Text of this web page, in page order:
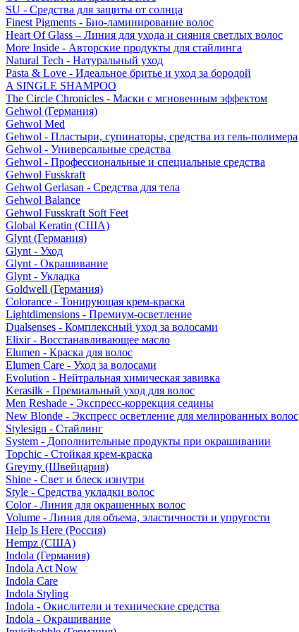
SU - Средства для защиты от солнца
Finest Pigments - Био-ламинирование волос
Heart Of Glass – Линия для ухода и сияния светлых волос
More Inside - Авторские продукты для стайлинга
Natural Tech - Натуральный уход
Pasta & Love - Идеальное бритье и уход за бородой
A SINGLE SHAMPOO
The Circle Chronicles - Маски с мгновенным эффектом
Gehwol (Германия)
Gehwol Med
Gehwol - Пластыри, супинаторы, средства из гель-полимера
Gehwol - Универсальные средства
Gehwol - Профессиональные и специальные средства
Gehwol Fusskraft
Gehwol Gerlasan - Средства для тела
Gehwol Balance
Gehwol Fusskraft Soft Feet
Global Keratin (США)
Glynt (Германия)
Glynt - Уход
Glynt - Окрашивание
Glynt - Укладка
Goldwell (Германия)
Colorance - Тонирующая крем-краска
Lightdimensions - Премиум-осветление
Dualsenses - Комплексный уход за волосами
Elixir - Восстанавливающее масло
Elumen - Краска для волос
Elumen Care - Уход за волосами
Evolution - Нейтральная химическая завивка
Kerasilk - Премиальный уход для волос
Men Reshade - Экспресс-коррекция седины
New Blonde - Экспресс осветление для мелированных волос
Stylesign - Стайлинг
System - Дополнительные продукты при окрашивании
Topchic - Стойкая крем-краска
Greymy (Швейцария)
Shine - Свет и блеск изнутри
Style - Средства укладки волос
Color - Линия для окрашенных волос
Volume - Линия для объема, эластичности и упругости
Help Is Here (Россия)
Hempz (США)
Indola (Германия)
Indola Act Now
Indola Care
Indola Styling
Indola - Окислители и технические средства
Indola - Окрашивание